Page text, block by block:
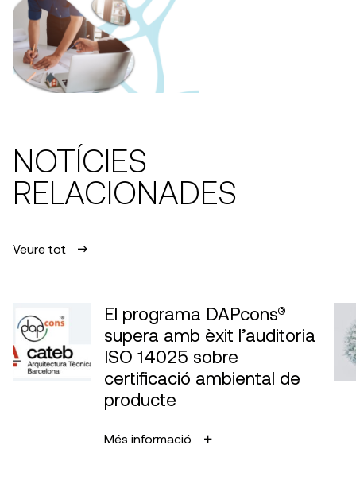
NOTÍCIES
RELACIONADES
Veure tot
El programa DAPcons®
supera amb èxit l’auditoria
ISO 14025 sobre
certificació ambiental de
producte
Més informació